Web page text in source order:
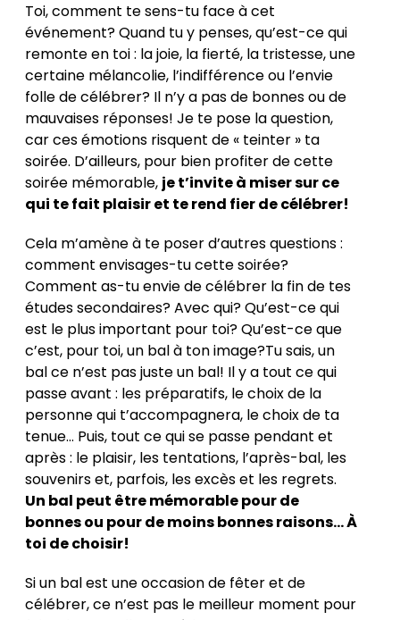
Toi, comment te sens-tu face à cet
événement? Quand tu y penses, qu’est-ce qui
remonte en toi : la joie, la fierté, la tristesse, une
certaine mélancolie, l’indifférence ou l’envie
folle de célébrer? Il n’y a pas de bonnes ou de
mauvaises réponses! Je te pose la question,
car ces émotions risquent de « teinter » ta
soirée. D’ailleurs, pour bien profiter de cette
soirée mémorable, je t’invite à miser sur ce
qui te fait plaisir et te rend fier de célébrer!
Cela m’amène à te poser d’autres questions :
comment envisages-tu cette soirée?
Comment as-tu envie de célébrer la fin de tes
études secondaires? Avec qui? Qu’est-ce qui
est le plus important pour toi? Qu’est-ce que
c’est, pour toi, un bal à ton image?Tu sais, un
bal ce n’est pas juste un bal! Il y a tout ce qui
passe avant : les préparatifs, le choix de la
personne qui t’accompagnera, le choix de ta
tenue… Puis, tout ce qui se passe pendant et
après : le plaisir, les tentations, l’après-bal, les
souvenirs et, parfois, les excès et les regrets.
Un bal peut être mémorable pour de
bonnes ou pour de moins bonnes raisons… À
toi de choisir!
Si un bal est une occasion de fêter et de
célébrer, ce n’est pas le meilleur moment pour